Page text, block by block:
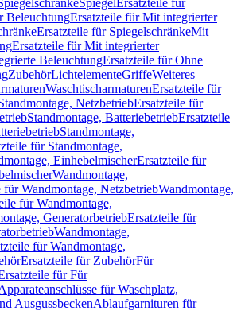
Spiegel Ersatzteile für
BeleuchtungErsatzteile für Mit integrierter
Ersatzteile für SpiegelschränkeMit
Ersatzteile für Mit integrierter
BeleuchtungErsatzteile für Ohne
ZubehörLichtelementeGriffeWeiteres
WaschtischarmaturenErsatzteile für
NetzbetriebErsatzteile für
Standmontage, BatteriebetriebErsatzteile
Standmontage,
für Standmontage,
EinhebelmischerErsatzteile für
Wandmontage,
für Wandmontage, NetzbetriebWandmontage,
für Wandmontage,
GeneratorbetriebErsatzteile für
Wandmontage,
für Wandmontage,
Ersatzteile für ZubehörFür
für Für
für Waschplatz,
AusgussbeckenAblaufgarnituren für